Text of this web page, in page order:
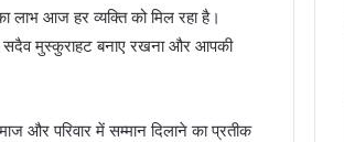
लाभ आज हर व्यक्ति को मिल रहा है।
सदैव मुस्कुराहट बनाए रखना और आपकी
और परिवार में सम्मान दिलाने का प्रतीक